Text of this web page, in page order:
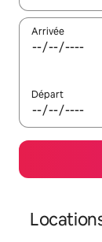
Arrivée
Départ